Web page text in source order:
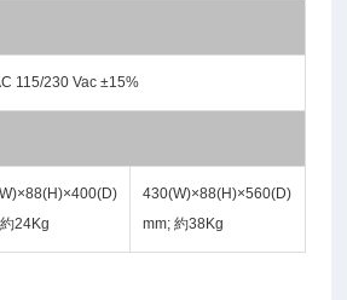
115/230 Vac ±15%
24Kg
430(W)×88(H)×560(D)
mm; 約38Kg